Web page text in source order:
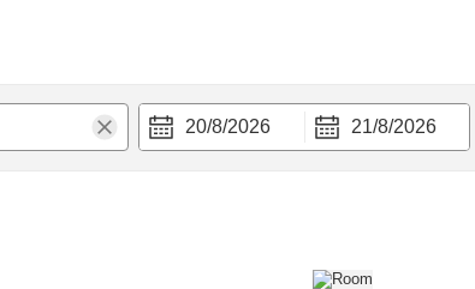
20/8/2026 21/8/2026